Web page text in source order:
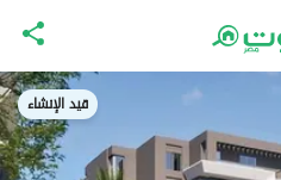
قيد الإنشاء